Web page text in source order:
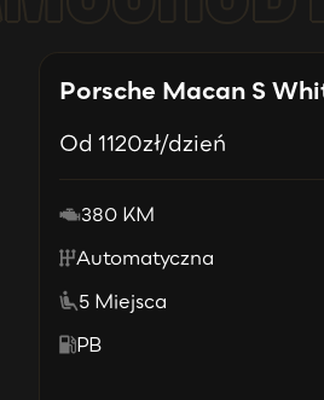
Porsche Macan S
Od 1120zł/dzień
380 KM
Automatyczna
5 Miejsca
PB